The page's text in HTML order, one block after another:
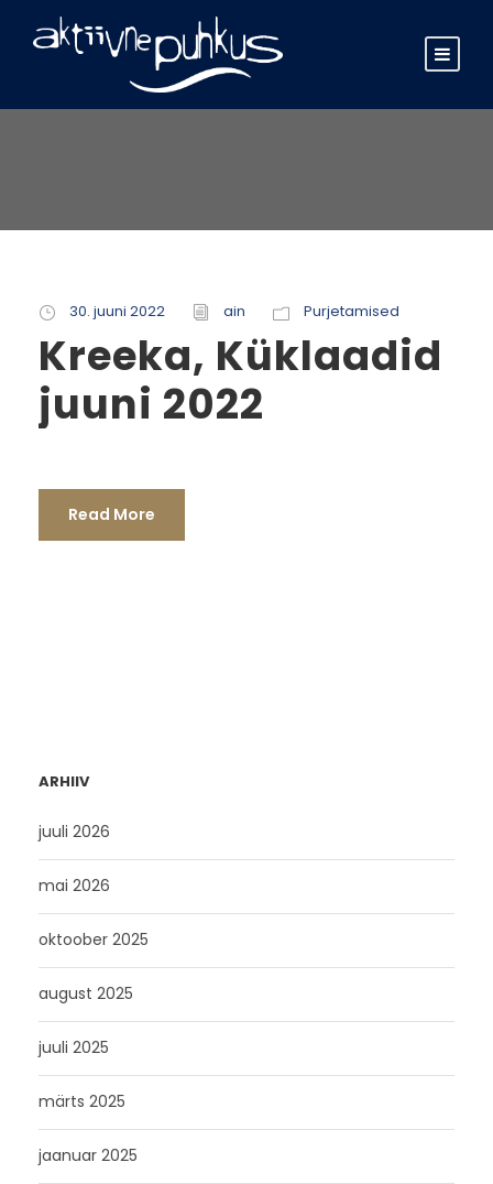
30. juuni 2022 ain Purjetamised
Kreeka, Küklaadid
juuni 2022
Read More
ARHIIV
juuli 2026
mai 2026
oktoober 2025
august 2025
juuli 2025
märts 2025
jaanuar 2025